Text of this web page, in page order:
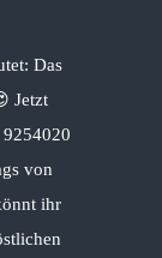
Das
Jetzt
von
ihr